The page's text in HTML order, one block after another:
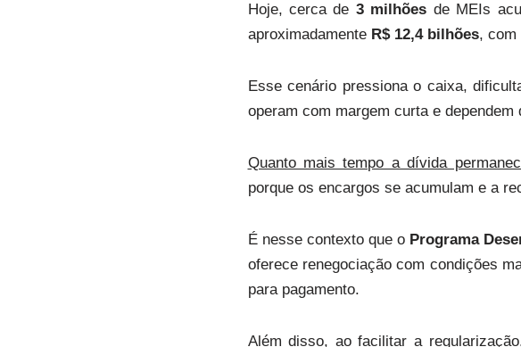
Hoje, cerca de 3 milhões de MEIs
aproximadamente R$ 12,4 bilhões, com
Esse cenário pressiona o caixa,
operam com margem curta e
Quanto mais tempo a dívida
porque os encargos se acumulam e a
É nesse contexto que o Programa
oferece renegociação com condições
para pagamento.
Além disso, ao facilitar a